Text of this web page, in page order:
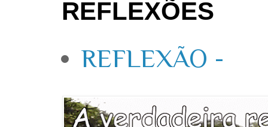
REFLEXÕES
REFLEXÃO -